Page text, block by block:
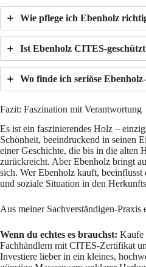
Wie pflege ich Ebenholz
Ist Ebenholz CITES-
Wo finde ich seriöse
Fazit: Faszination mit Verantwortung
Es ist ein faszinierendes Holz –
Schönheit, beeindruckend in seinen
einer Geschichte, die bis in die alten
zurückreicht. Aber Ebenholz bringt
sich. Wer Ebenholz kauft,
und soziale Situation in den
Aus meiner Sachverständigen-Praxis
Wenn du echtes es brauchst: Kaufe
Fachhändlern mit CITES-Zertifikat
Investiere lieber in ein kleines,